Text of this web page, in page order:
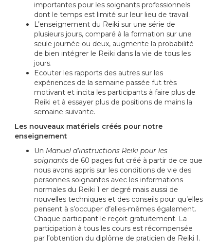
importantes pour les soignants professionnels
dont le temps est limité sur leur lieu de travail.
L’enseignement du Reiki sur une série de
plusieurs jours, comparé à la formation sur une
seule journée ou deux, augmente la probabilité
de bien intégrer le Reiki dans la vie de tous les
jours.
Ecouter les rapports des autres sur les
expériences de la semaine passée fut très
motivant et incita les participants à faire plus de
Reiki et à essayer plus de positions de mains la
semaine suivante.
Les nouveaux matériels créés pour notre
enseignement
Un Manuel d’instructions Reiki pour les
soignants de 60 pages fut créé à partir de ce que
nous avons appris sur les conditions de vie des
personnes soignantes avec les informations
normales du Reiki 1 er degré mais aussi de
nouvelles techniques et des conseils pour qu’elles
pensent à s’occuper d’elles-mêmes également.
Chaque participant le reçoit gratuitement. La
participation à tous les cours est récompensée
par l’obtention du diplôme de praticien de Reiki I.